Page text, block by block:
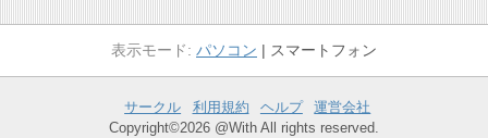
パソコン スマートフォン
サークル 利用規約 ヘルプ
運営会社
Copyright©2026 @With All rights reserved.